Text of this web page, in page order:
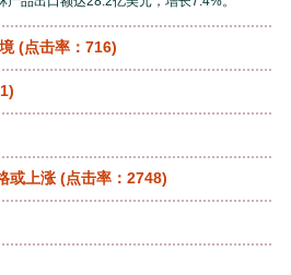
(点击率：716)
或上涨 (点击率：2748)